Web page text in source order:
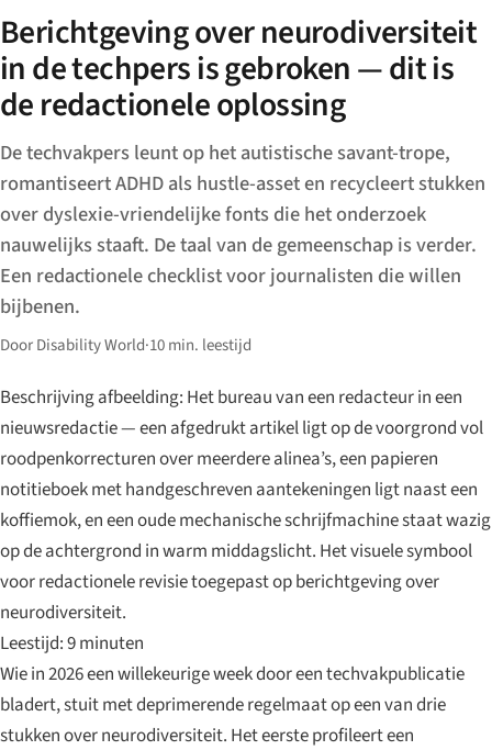
Berichtgeving over neurodiversiteit
in de techpers is gebroken — dit is
de redactionele oplossing
De techvakpers leunt op het autistische savant-trope,
romantiseert ADHD als hustle-asset en recycleert stukken
over dyslexie-vriendelijke fonts die het onderzoek
nauwelijks staaft. De taal van de gemeenschap is verder.
Een redactionele checklist voor journalisten die willen
bijbenen.
Door Disability World·10 min. leestijd
Beschrijving afbeelding: Het bureau van een redacteur in een
nieuwsredactie — een afgedrukt artikel ligt op de voorgrond vol
roodpenkorrecturen over meerdere alinea’s, een papieren
notitieboek met handgeschreven aantekeningen ligt naast een
koffiemok, en een oude mechanische schrijfmachine staat wazig
op de achtergrond in warm middagslicht. Het visuele symbool
voor redactionele revisie toegepast op berichtgeving over
neurodiversiteit.
Leestijd: 9 minuten
Wie in 2026 een willekeurige week door een techvakpublicatie
bladert, stuit met deprimerende regelmaat op een van drie
stukken over neurodiversiteit. Het eerste profileert een